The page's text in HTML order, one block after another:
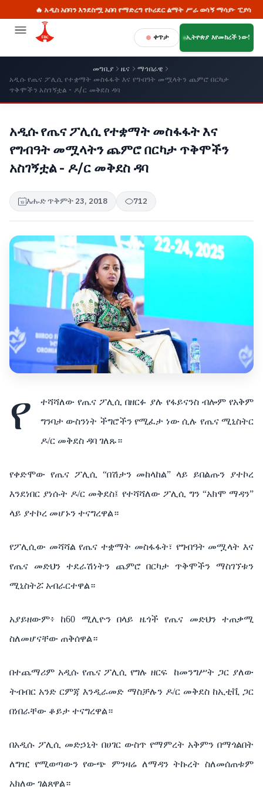
🔥 አዲስ አበባን እንደስሟ አበባ የማድረግ የኮሪደር ልማት ሥራ ወሳኝ ማሳያ፦ ፒያሳ
ቀጥታ ኢትዮጵያ እየመከረች ነው!
መግቢያ ዜና
ማኅበራዊ
አዲሱ የጤና ፖሊሲ የተቋማት መስፋፋት እና የግብዓት መሟላትን ጨምሮ በርካታ
ጥቅሞችን አስገኝቷል - ዶ/ር መቅደስ ዳባ
አዲሱ የጤና ፖሊሲ የተቋማት መስፋፋት እና
የግብዓት መሟላትን ጨምሮ በርካታ ጥቅሞችን
አስገኝቷል - ዶ/ር መቅደስ ዳባ
እሑድ ጥቅምት 23, 2018 712
የ
ተሻሻለው የጤና ፖሊሲ በዘርፉ ያሉ የፋይናንስ ብሎም የአቅም
ግንባታ ውስንነት ችግሮችን የሚፈታ ነው ሲሉ የጤና ሚኒስትር
ዶ/ር መቅደስ ዳባ ገለጹ።
የቀድሞው የጤና ፖሊሲ “በሽታን መከላከል” ላይ ይበልጡን ያተኮረ
እንደነበር ያነሱት ዶ/ር መቅደስ፤ የተሻሻለው ፖሊሲ ግን “አክሞ ማዳን”
ላይ ያተኮረ መሆኑን ተናግረዋል።
የፖሊሲው መሻሻል የጤና ተቋማት መስፋፋት፣ የግብዓት መሟላት እና
የጤና መድህን ተደራሽነትን ጨምሮ በርካታ ጥቅሞችን ማስገኘቱን
ሚኒስትሯ አብራርተዋል።
አያይዘውም፥ ከ60 ሚሊዮን በላይ ዜጎች የጤና መድህን ተጠቃሚ
ስለመሆናቸው ጠቅሰዋል።
በተጨማሪም አዲሱ የጤና ፖሊሲ የግሉ ዘርፍ ከመንግሥት ጋር ያለው
ትብብር አንድ ርምጃ እንዲራመድ ማስቻሉን ዶ/ር መቅደስ ከኢቲቪ ጋር
በነበራቸው ቆይታ ተናግረዋል።
በአዲሱ ፖሊሲ መድኃኒት በሀገር ውስጥ የማምረት አቅምን በማጎልበት
ለግዢ የሚወጣውን የውጭ ምንዛሬ ለማዳን ትኩረት ስለመሰጠቱም
አክለው ገልጸዋል።